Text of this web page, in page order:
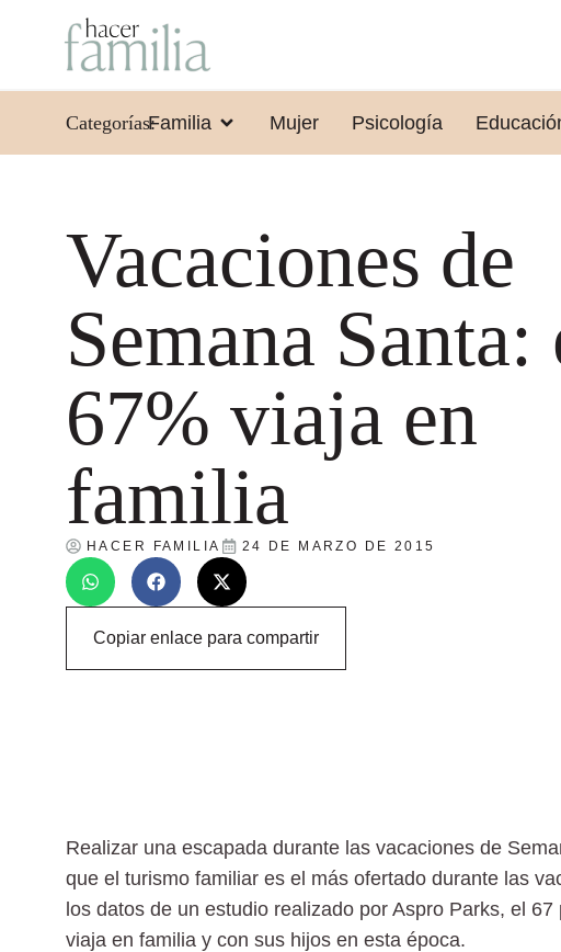
Categorías:Familia Mujer Psicología
Vacaciones de
Semana Santa:
67% viaja en
familia
HACER FAMILIA 24 DE MARZO DE 2015
Copiar enlace para compartir
Realizar una escapada durante las vacaciones de
que el turismo familiar es el más ofertado durante las
los datos de un estudio realizado por Aspro Parks, el
viaja en familia y con sus hijos en esta época.